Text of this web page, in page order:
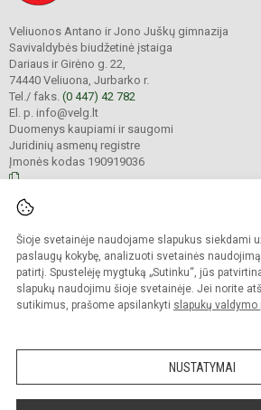
Šioje svetainėje naudojame slapukus siekdami
paslaugų kokybę, analizuoti svetainės
patirtį. Spustelėję mygtuką „Sutinku“, jūs
slapukų naudojimu šioje svetainėje. Jei norite
sutikimus, prašome apsilankyti slapukų valdymo
NUSTATYMAI
Veliuonos Antano ir Jono Juškų gimnazija
Savivaldybės biudžetinė įstaiga
Dariaus ir Girėno g. 22,
74440 Veliuona, Jurbarko r.
Tel./ faks. (0 447) 42 782
El. p. info@velg.lt
Duomenys kaupiami ir saugomi
Juridinių asmenų registre
Įmonės kodas 190919036
Kopijuoti turinį be raštiško gimnazijos
draudžiama.
Prieinamumo paraiška
Sumanus būdas atnaujinti